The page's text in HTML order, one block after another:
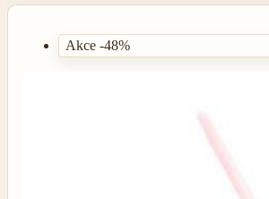
Akce -48%